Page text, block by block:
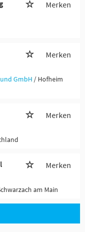
Merken
Merken
GmbH / Hofheim
Merken
Merken
am Main